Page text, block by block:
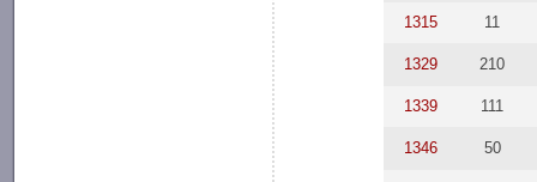
1315 11
1329 210
1339 111
1346 50